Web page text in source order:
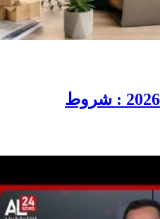
بطاقة المقاول الذاتي 2026 : شروط